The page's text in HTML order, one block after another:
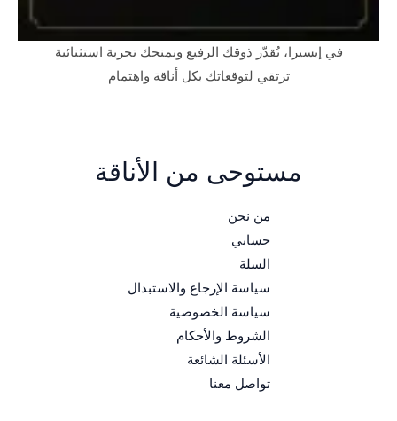
في إيسيرا، نُقدّر ذوقك الرفيع ونمنحك تجربة استثنائية
ترتقي لتوقعاتك بكل أناقة واهتمام
مستوحى من الأناقة
من نحن
حسابي
السلة
سياسة الإرجاع والاستبدال
سياسة الخصوصية
الشروط والأحكام
الأسئلة الشائعة
تواصل معنا